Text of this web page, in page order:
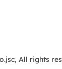
All rights